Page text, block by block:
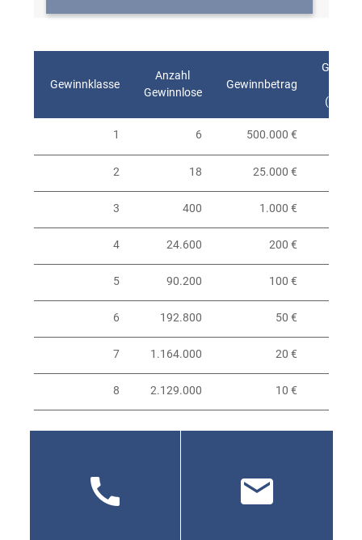
Gewinnklasse
Anzahl
Gewinnlose
Gewinnbetrag
1 6 500.000 €
2 18 25.000 €
3 400 1.000 €
4 24.600 200 €
5 90.200 100 €
6 192.800 50 €
7 1.164.000 20 €
8 2.129.000 10 €